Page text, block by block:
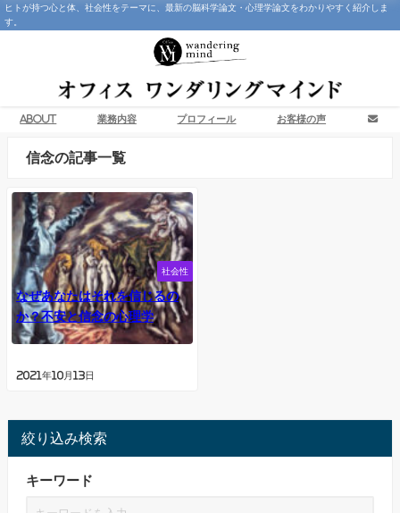
ヒトが持つ心と体、社会性をテーマに、最新の脳科学論文・心理学論文をわかりやすく紹介しま
す。
About 業務内容 プロフィール お客様の声
信念の記事一覧
社会性
なぜあなたはそれを信じるの
か？不安と信念の心理学
2021年10月13日
絞り込み検索
キーワード